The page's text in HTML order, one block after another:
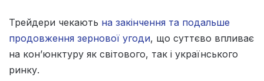
Трейдери чекають на закінчення та подальше
продовження зернової угоди, що суттєво впливає
на кон’юнктуру як світового, так і українського
ринку.